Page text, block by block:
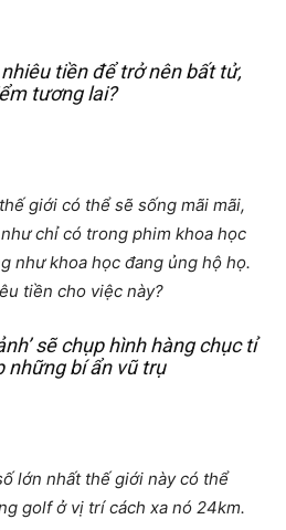
tiền để trở nên bất tử,
tương lai?
giới có thể sẽ sống mãi mãi,
chỉ có trong phim khoa học
như khoa học đang ủng hộ họ.
tiền cho việc này?
sẽ chụp hình hàng chục tỉ
những bí ẩn vũ trụ
lớn nhất thế giới này có thể
golf ở vị trí cách xa nó 24km.